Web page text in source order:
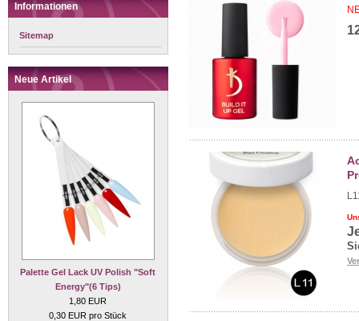
Informationen
Sitemap
Neue Artikel
Palette Gel Lack UV Polish "Soft
Energy"(6 Tips)
1,80 EUR
0,30 EUR pro Stück